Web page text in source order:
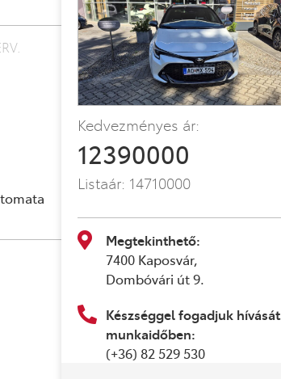
Kedvezményes ár:
12390000
Listaár: 14710000
Megtekinthető:
7400 Kaposvár,
Dombóvári út 9.
Készséggel fogadjuk hívását
munkaidőben:
(+36) 82 529 530